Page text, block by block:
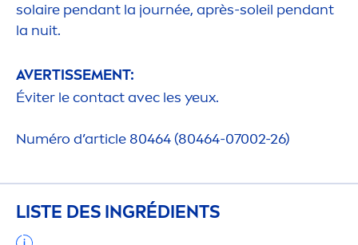
solaire pendant la journée, après-soleil pendant
la nuit.
AVERTISSEMENT:
Éviter le contact avec les yeux.
Numéro d’article 80464 (80464-07002-26)
LISTE DES INGRÉDIENTS